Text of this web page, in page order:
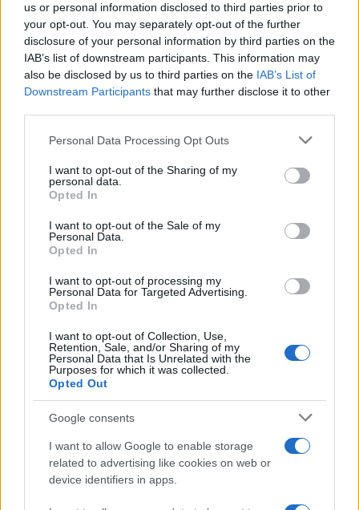
us or personal information disclosed to third parties prior to
your opt-out. You may separately opt-out of the further
disclosure of your personal information by third parties on the
IAB’s list of downstream participants. This information may
also be disclosed by us to third parties on the IAB’s List of
Downstream Participants that may further disclose it to other
Please note that this website/app uses one or more Google
not limited to your visit or usage behaviour. You may click to
grant or deny consent to Google and its third-party tags to
use your data for below specified purposes in below Google
consent section.
Personal Data Processing Opt Outs
I want to opt-out of the Sharing of my
personal data.
Opted In
I want to opt-out of the Sale of my
Personal Data.
Opted In
I want to opt-out of processing my
Personal Data for Targeted Advertising.
Opted In
I want to opt-out of Collection, Use,
Retention, Sale, and/or Sharing of my
Personal Data that Is Unrelated with the
Purposes for which it was collected.
Opted Out
Google consents
I want to allow Google to enable storage
related to advertising like cookies on web or
device identifiers in apps.
Σχόλια
Σχολίασε εδώ
2000 /2000
Όροι Χρήσης. Το site προστατεύεται από reCAPTCHA, ισχύουν
Πολιτική Απορρήτου&Όροι Χρήσηςτης Google.
Πολιτική
ΝΕΑ ΔΗΜΟΚΡΑΤΙΑ
Share: